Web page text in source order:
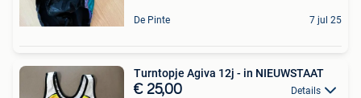
De Pinte 7 jul 25
Turntopje Agiva 12j - in NIEUWSTAAT
€ 25,00 Details